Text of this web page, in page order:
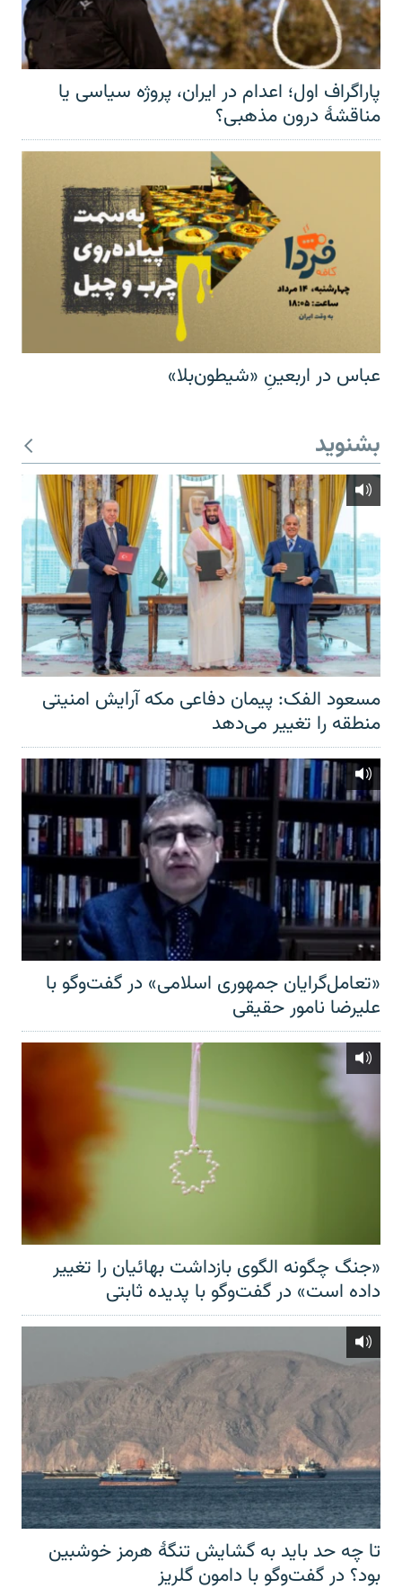
پاراگراف اول؛ اعدام در ایران، پروژه سیاسی یا
مناقشهٔ درون مذهبی؟
عباس در اربعینِ «شیطون‌بلا»
بشنوید
مسعود الفک: پیمان دفاعی مکه آرایش امنیتی
منطقه را تغییر می‌دهد
«تعامل‌گرایان جمهوری اسلامی» در گفت‌وگو با
علیرضا نامور حقیقی
«جنگ چگونه الگوی بازداشت بهائیان را تغییر
داده است» در گفت‌وگو با پدیده ثابتی
تا چه حد باید به گشایش تنگهٔ هرمز خوشبین
بود؟ در گفت‌وگو با دامون گلریز